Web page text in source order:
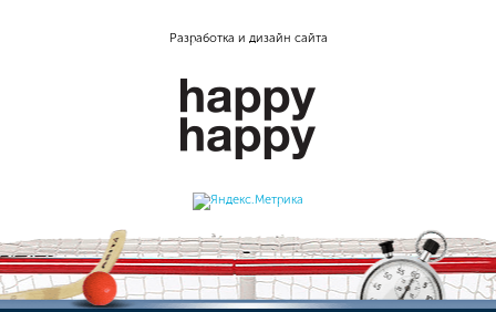
Разработка и дизайн сайта